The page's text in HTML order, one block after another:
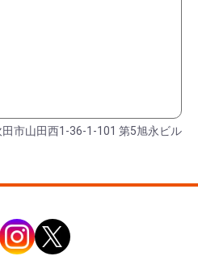
田市山田西1-36-1-101 第5旭永ビル